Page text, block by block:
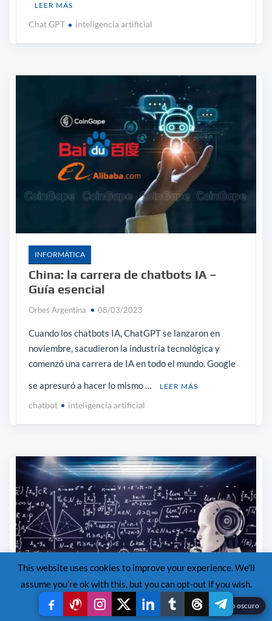
LEER MÁS
Chat GPT inteligencia artificial
INFORMÁTICA
China: la carrera de chatbots IA –
Guía esencial
Orbes Argentina 08/03/2023
Cuando los chatbots IA, ChatGPT se lanzaron en
noviembre, sacudieron la industria tecnológica y
comenzó una carrera de IA en todo el mundo. Google
se apresuró a hacer lo mismo …
LEER MÁS
chatbot inteligencia artificial
This website uses cookies to improve your experience. We'll
assume you're ok with this, but you can opt-out if you wish.
Accept Reject Read More ☾Modo oscuro